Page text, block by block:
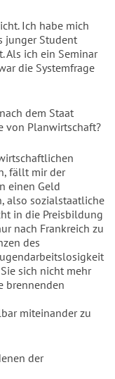
Ich habe mich
junger Student
Als ich ein Seminar
die Systemfrage
dem Staat
von Planwirtschaft?
fällt mir der
einen Geld
also sozialstaatliche
in die Preisbildung
nach Frankreich zu
des
sich nicht mehr
brennenden
miteinander zu
der